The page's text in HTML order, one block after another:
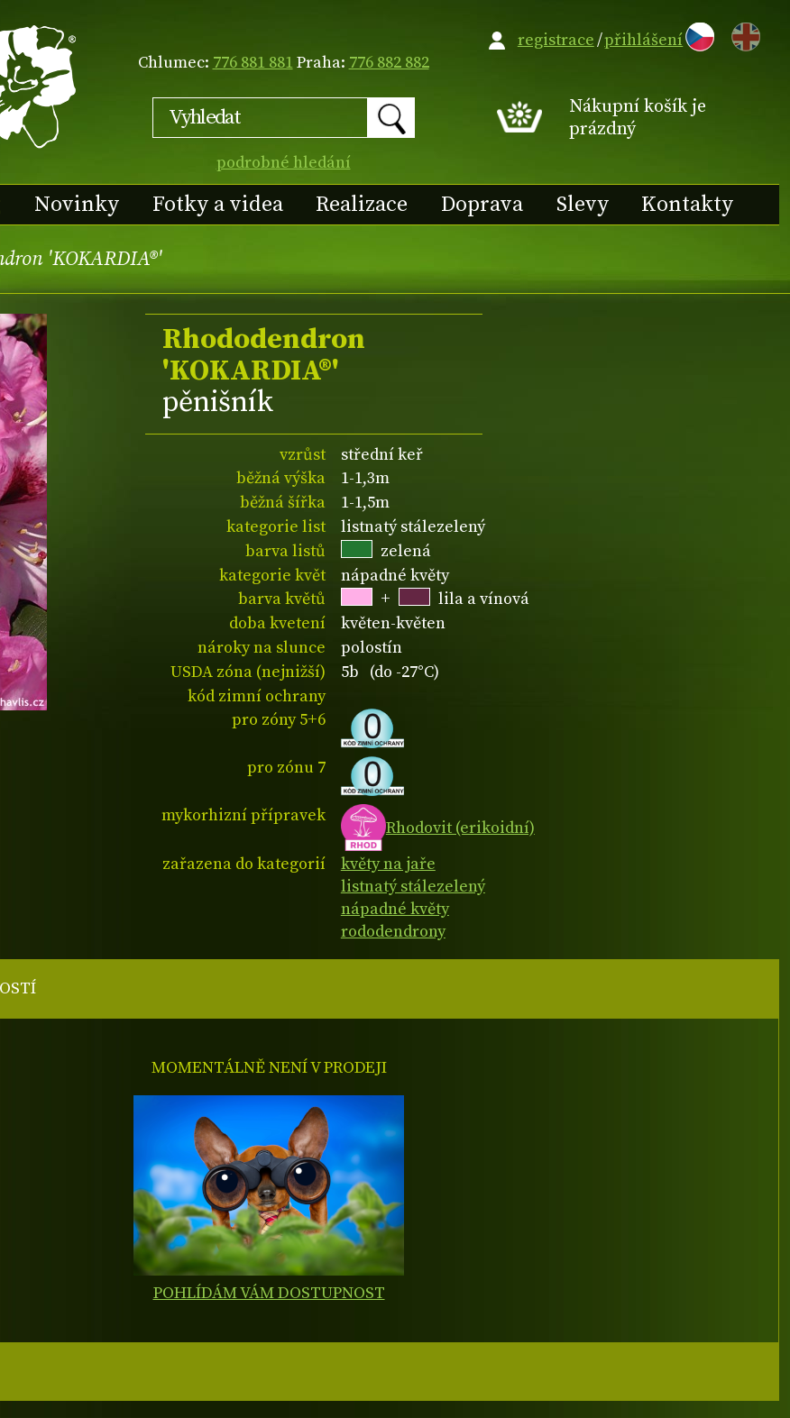
Chlumec: 776 881 881Praha: 776 882 882
podrobné hledání
EN
Nákupní košík je
prázdný
Novinky Fotky a videa Realizace Doprava Slevy Kontakty
registrace/přihlášení
'KOKARDIA®'
Rhododendron
'KOKARDIA®'
pěnišník
vzrůst
střední keř
běžná výška
1-1,3m
běžná šířka
1-1,5m
kategorie list
listnatý stálezelený
barva listů
zelená
kategorie květ
nápadné květy
barva květů
+
lila a vínová
doba kvetení
květen-květen
nároky na slunce
polostín
USDA zóna (nejnižší)
5b (do -27°C)
kód zimní ochrany
pro zóny 5+6
pro zónu 7
mykorhizní přípravek
Rhodovit (erikoidní)
zařazena do kategorií
květy na jaře
listnatý stálezelený
nápadné květy
rododendrony
MOMENTÁLNĚ NENÍ V PRODEJI
POHLÍDÁM VÁM DOSTUPNOST